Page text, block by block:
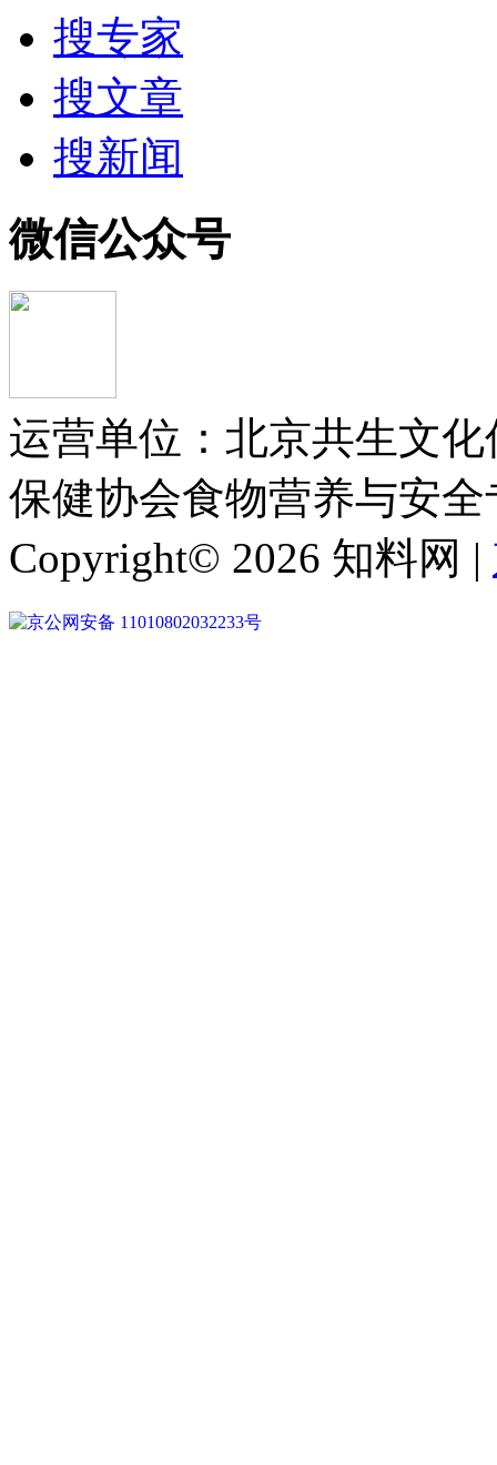
搜专家
搜文章
搜新闻
微信公众号
运营单位：北京共生文
保健协会食物营养与安
Copyright© 2026 知料网 |
京公网安备 11010802032233号